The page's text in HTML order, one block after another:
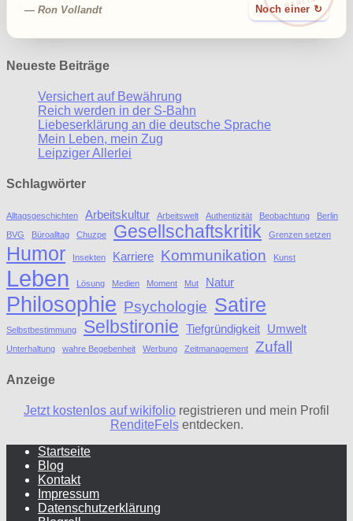
— Ron Vollandt Noch einer ↻
Neueste Beiträge
Versichert auf Bewährung
Reich werden in der S-Bahn
Liebeserklärung an die deutsche Sprache
Mein Leben, mein Zug
Leipziger Allerlei
Schlagwörter
Alltagsgeschichten Arbeitskultur Arbeitswelt Authentizität Beobachtung
Berlin
BVG
Büroalltag Chuzpe Gesellschaftskritik Grenzen setzen
Humor Insekten Karriere Kommunikation Kunst
Leben Lösung Medien Moment Mut Natur
Philosophie Psychologie Satire
Selbstbestimmung Selbstironie Tiefgründigkeit Umwelt
Unterhaltung wahre Begebenheit Werbung Zeitmanagement Zufall
Anzeige
Jetzt kostenlos auf wikifolio registrieren und mein Profil
RenditeFelsentdecken.
Startseite
Blog
Kontakt
Impressum
Datenschutzerklärung